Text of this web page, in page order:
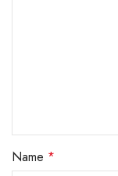
Name *